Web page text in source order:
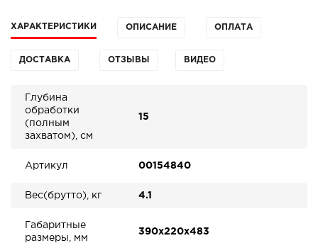
ХАРАКТЕРИСТИКИ ОПИСАНИЕ ОПЛАТА
ДОСТАВКА ОТЗЫВЫ ВИДЕО
Глубина
обработки
(полным
захватом), см
15
Артикул 00154840
Вес(брутто), кг 4.1
Габаритные
размеры, мм
390х220х483